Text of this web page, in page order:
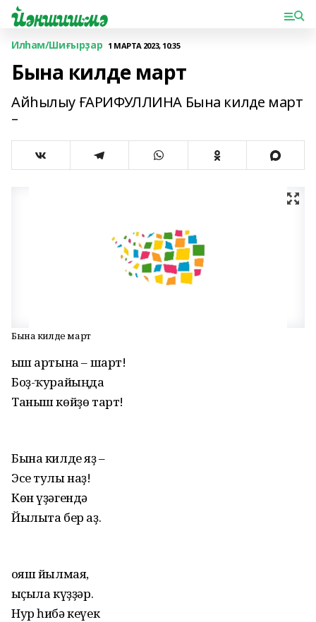
Илһам/Шиғырҙар 1 МАРТА 2023, 10:35
Бына килде март
Айһылыу ҒАРИФУЛЛИНА Бына килде март
–
Бына килде март
Ҡыш артына – шарт!
Боҙ-ҡурайыңда
Таныш көйҙө тарт!
Бына килде яҙ –
Эсе тулы наҙ!
Көн үҙәгендә
Йылыта бер аҙ.
Ҡояш йылмая,
Ҡыҫыла күҙҙәр.
Нур һибә кеүек